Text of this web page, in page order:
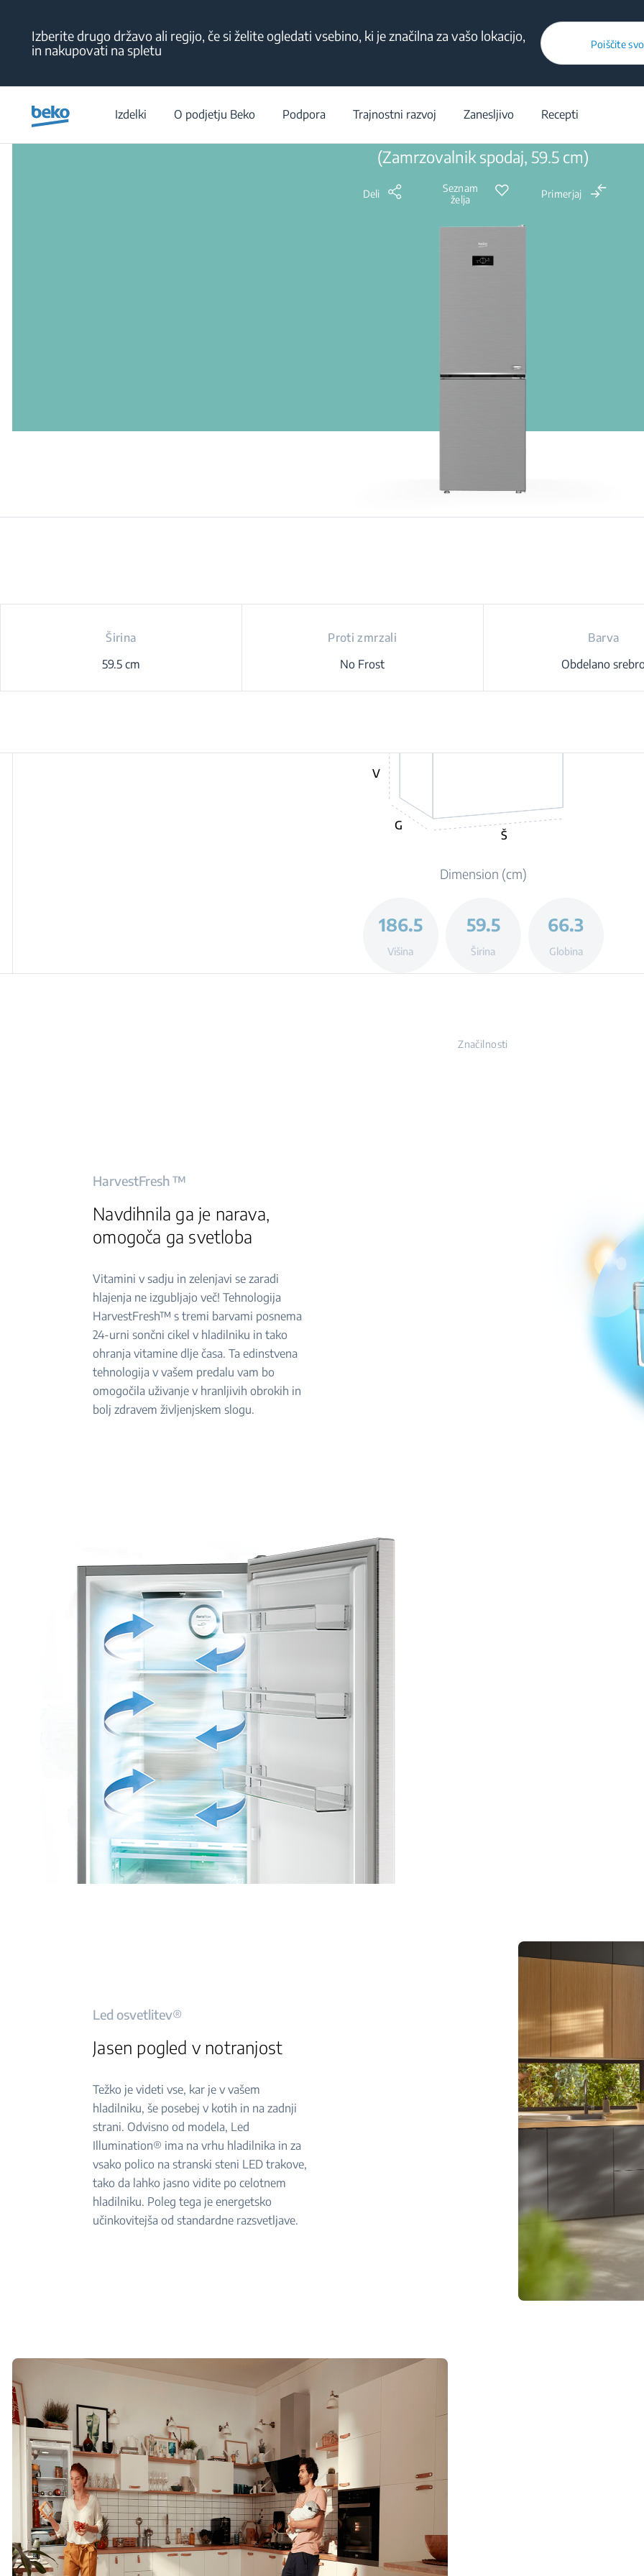
Izberite drugo državo ali regijo, če si želite ogledati vsebino, ki je značilna za vašo lokacijo,
in nakupovati na spletu
Poiščite
Izdelki O podjetju Beko Podpora Trajnostni razvoj Zanesljivo Recepti
(Zamrzovalnik spodaj, 59.5 cm)
Deli
Seznam
želja
Primerjaj
Širina
59.5 cm
Proti zmrzali
No Frost
Barva
Obdelano
V
G
Š
Dimension (cm)
186.5
Višina
59.5
Širina
66.3
Globina
Značilnosti
HarvestFresh ™
Navdihnila ga je narava,
omogoča ga svetloba
Vitamini v sadju in zelenjavi se zaradi
hlajenja ne izgubljajo več! Tehnologija
HarvestFresh™ s tremi barvami posnema
24-urni sončni cikel v hladilniku in tako
ohranja vitamine dlje časa. Ta edinstvena
tehnologija v vašem predalu vam bo
omogočila uživanje v hranljivih obrokih in
bolj zdravem življenjskem slogu.
Led osvetlitev®
Jasen pogled v notranjost
Težko je videti vse, kar je v vašem
hladilniku, še posebej v kotih in na zadnji
strani. Odvisno od modela, Led
Illumination® ima na vrhu hladilnika in za
vsako polico na stranski steni LED trakove,
tako da lahko jasno vidite po celotnem
hladilniku. Poleg tega je energetsko
učinkovitejša od standardne razsvetljave.